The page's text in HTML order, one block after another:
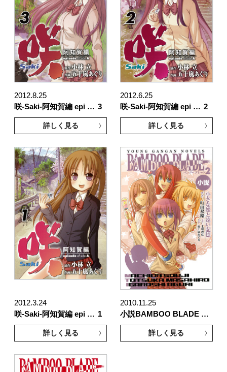
2012.8.25
咲-Saki-阿知賀編 epi … 3
詳しく見る
2012.6.25
咲-Saki-阿知賀編 epi … 2
詳しく見る
2012.3.24
咲-Saki-阿知賀編 epi … 1
詳しく見る
2010.11.25
小説BAMBOO BLADE …
詳しく見る